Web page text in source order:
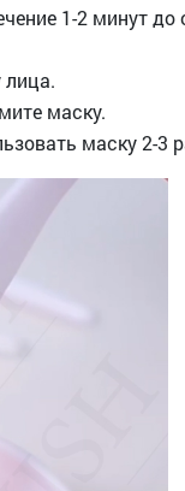
1-2 минут
маску.
маску 2-3